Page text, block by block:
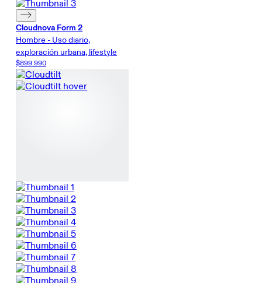
Cloudnova Form 2
Hombre - Uso diario,
exploración urbana, lifestyle
$899.990